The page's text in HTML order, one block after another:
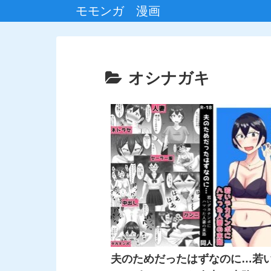
モモンガ 漫画
オシナガキ
夫のためだったはずなのに…若